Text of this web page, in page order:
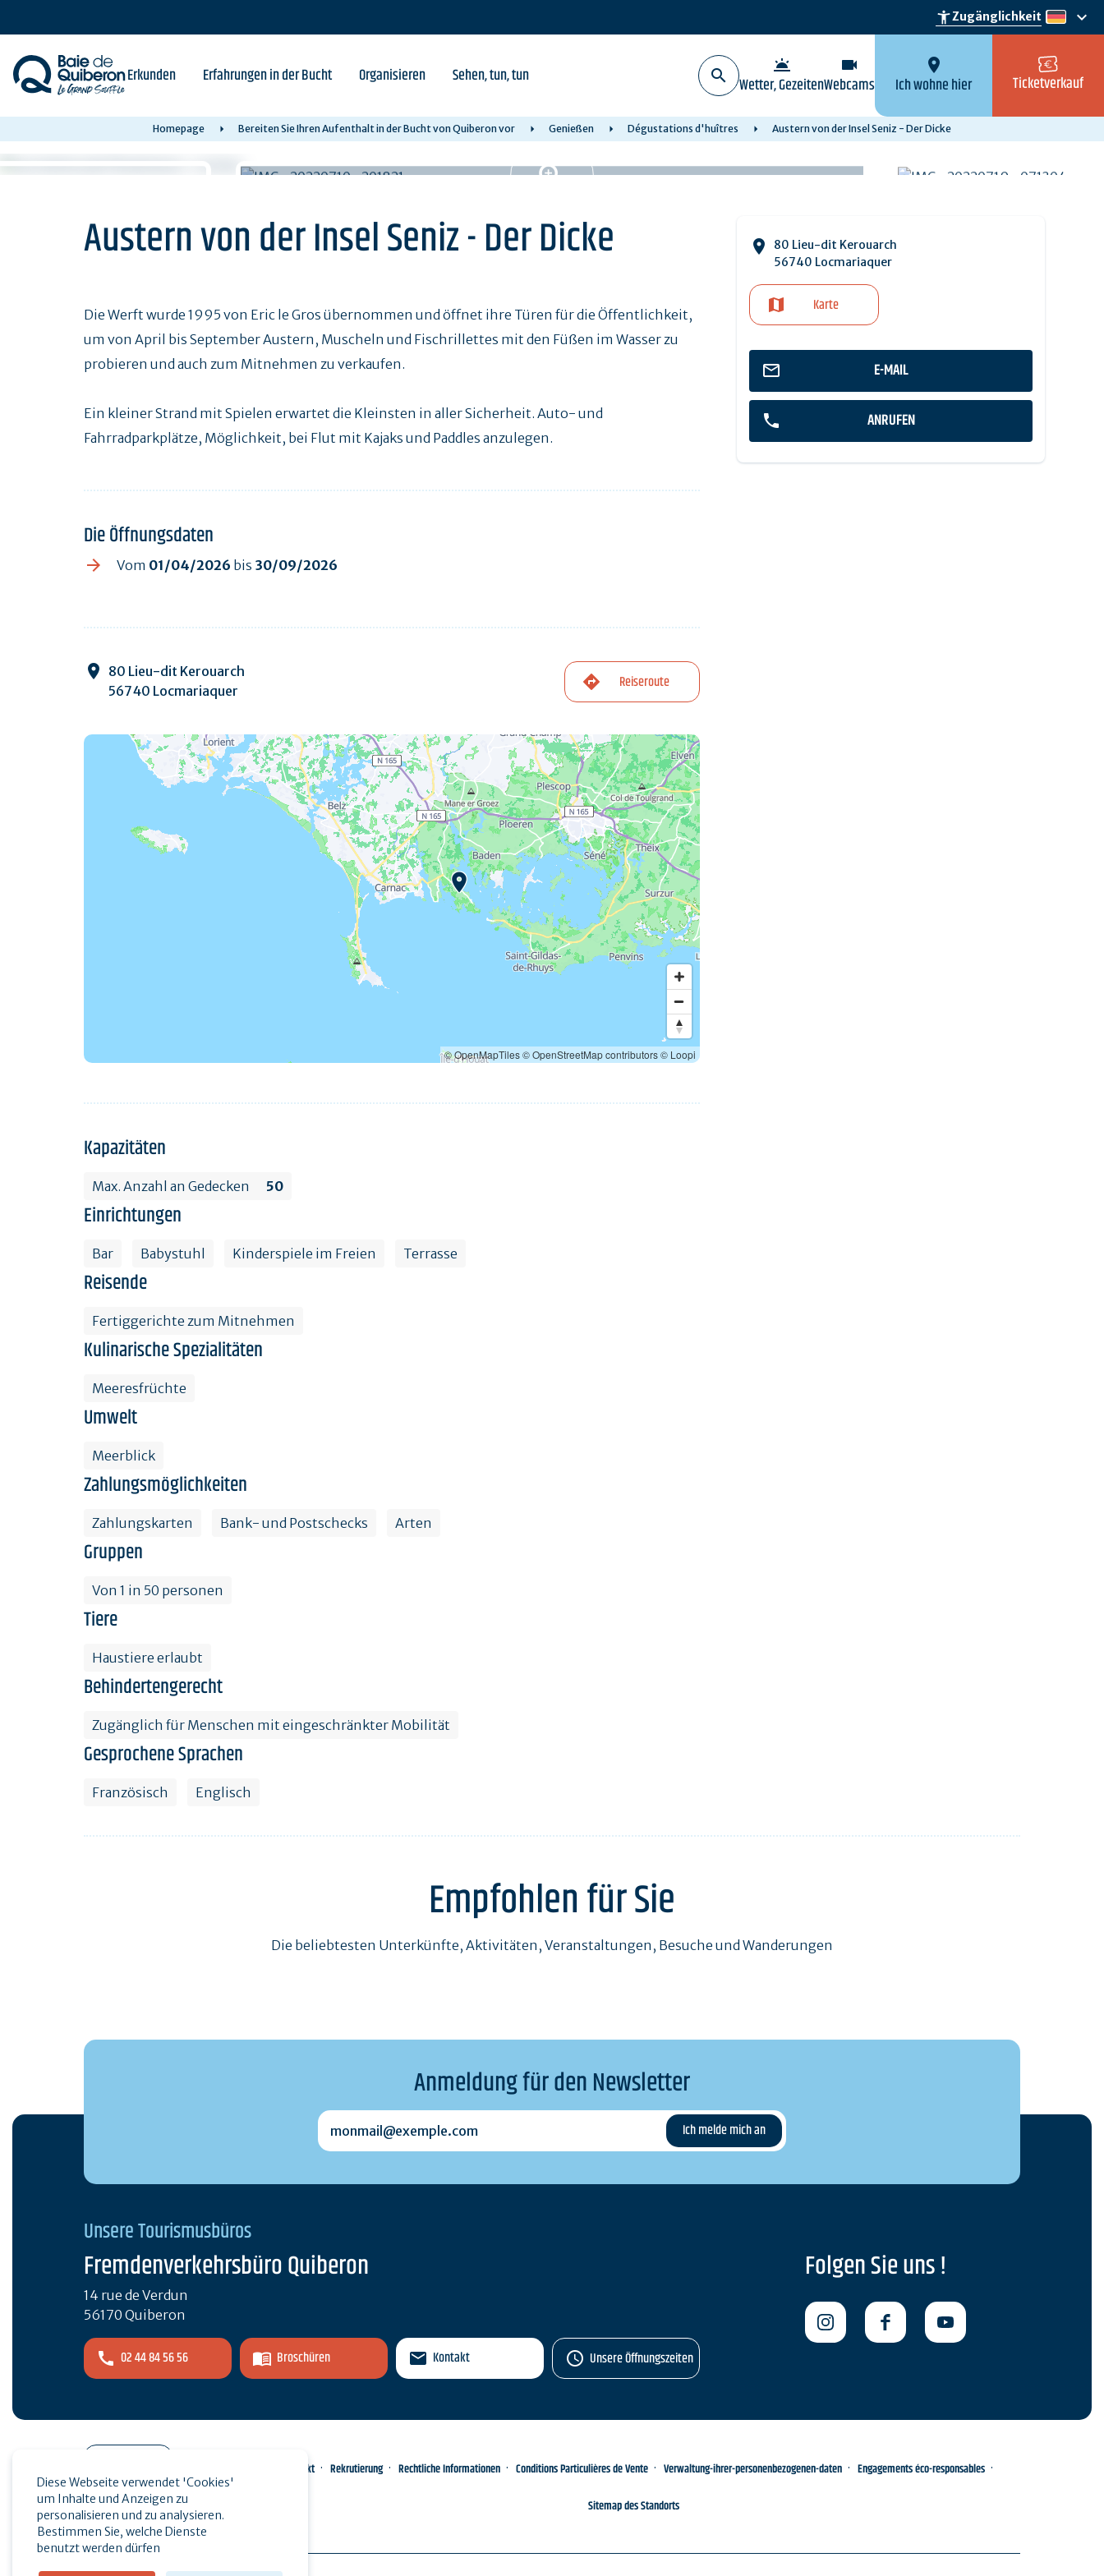
content
accessibility_newZugänglichkeit de
keyboard_arrow_down
Erkunden Erfahrungen in der Bucht Organisieren Sehen, tun, tun wb_twilight
Wetter, Gezeiten
videocam
Webcams
location_on
Ich wohne hier Ticketverkauf
Homepage Bereiten Sie Ihren Aufenthalt in der Bucht von Quiberon vor Genießen Dégustations d'huîtres Austern von der Insel Seniz - Der Dicke
Austern von der Insel Seniz - Der Dicke
80 Lieu-dit Kerouarch
56740 Locmariaquer
Karte
E-MAIL
ANRUFEN
Die Werft wurde 1995 von Eric le Gros übernommen und öffnet ihre Türen für die Öffentlichkeit,
um von April bis September Austern, Muscheln und Fischrillettes mit den Füßen im Wasser zu
probieren und auch zum Mitnehmen zu verkaufen.
Ein kleiner Strand mit Spielen erwartet die Kleinsten in aller Sicherheit. Auto- und
Fahrradparkplätze, Möglichkeit, bei Flut mit Kajaks und Paddles anzulegen.
Die Öffnungsdaten
Vom 01/04/2026 bis 30/09/2026
80 Lieu-dit Kerouarch
56740 Locmariaquer
Reiseroute
© OpenMapTiles© OpenStreetMap contributors© Loopi
Kapazitäten
Max. Anzahl an Gedecken 50
Einrichtungen
Bar Babystuhl Kinderspiele im Freien Terrasse
Reisende
Fertiggerichte zum Mitnehmen
Kulinarische Spezialitäten
Meeresfrüchte
Umwelt
Meerblick
Zahlungsmöglichkeiten
Zahlungskarten Bank- und Postschecks Arten
Gruppen
Von 1 in 50 personen
Tiere
Haustiere erlaubt
Behindertengerecht
Zugänglich für Menschen mit eingeschränkter Mobilität
Gesprochene Sprachen
Französisch Englisch
Empfohlen für Sie
Die beliebtesten Unterkünfte, Aktivitäten, Veranstaltungen, Besuche und Wanderungen
Anmeldung für den Newsletter
monmail@exemple.com
Unsere Tourismusbüros
Fremdenverkehrsbüro Quiberon
14 rue de Verdun
56170 Quiberon
02 44 84 56 56 Broschüren Kontakt Unsere Öffnungszeiten
Folgen Sie uns !
Presse
Kontakt Rekrutierung Rechtliche Informationen Conditions Particulières de Vente Verwaltung-ihrer-personenbezogenen-daten Engagements éco-responsables
Sitemap des Standorts
Diese Webseite verwendet 'Cookies'
um Inhalte und Anzeigen zu
personalisieren und zu analysieren.
Bestimmen Sie, welche Dienste
benutzt werden dürfen